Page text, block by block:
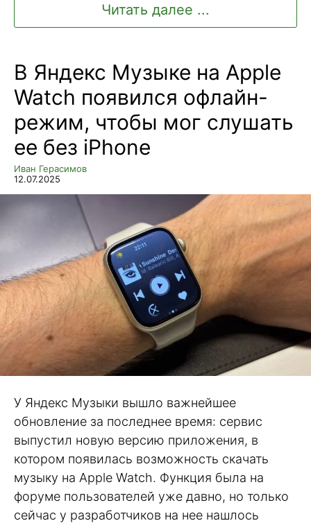
Читать далее ...
В Яндекс Музыке на Apple
Watch появился офлайн-
режим, чтобы мог слушать
ее без iPhone
Иван Герасимов
12.07.2025
У Яндекс Музыки вышло важнейшее
обновление за последнее время: сервис
выпустил новую версию приложения, в
котором появилась возможность скачать
музыку на Apple Watch. Функция была на
форуме пользователей уже давно, но только
сейчас у разработчиков на нее нашлось